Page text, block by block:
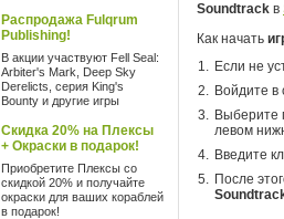
Распродажа Fulqrum
Publishing!
В акции участвуют Fell Seal:
Arbiter's Mark, Deep Sky
Derelicts, серия King's
Bounty и другие игры
Скидка 20% на Плексы
+ Окраски в подарок!
Приобретите Плексы со
скидкой 20% и получайте
окраски для ваших кораблей
в подарок!
Soundtrack в
Как начать
Если не
Войдите в
Выберите
левом
Введите
После